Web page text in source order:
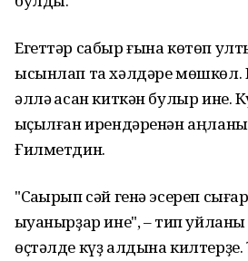
Егеттəр сабыр ғына кɵтɵп
ысынлап та хəлдəре мɵшкɵл.
əллə ҡасан киткəн булыр ине.
ҡыҫылған ирендəренəн
Ғилметдин.
"Саҡырып сəй генə эсереп
ҡыуанырҙар ине", – тип
ɵҫтəлде күҙ алдына